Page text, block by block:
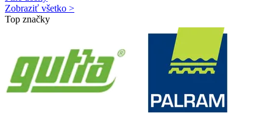
Zobraziť všetko >
Top značky